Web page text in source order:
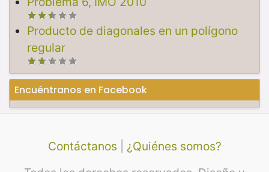
Producto de diagonales en un polígono
regular
Encuéntranos en Facebook
Contáctanos
¿Quiénes somos?